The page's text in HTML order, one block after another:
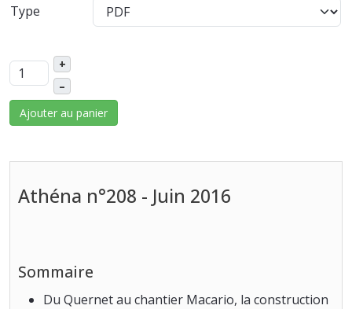
Type
+
–
Ajouter au panier
Athéna n°208 - Juin 2016
Sommaire
Du Quernet au chantier Macario, la construction